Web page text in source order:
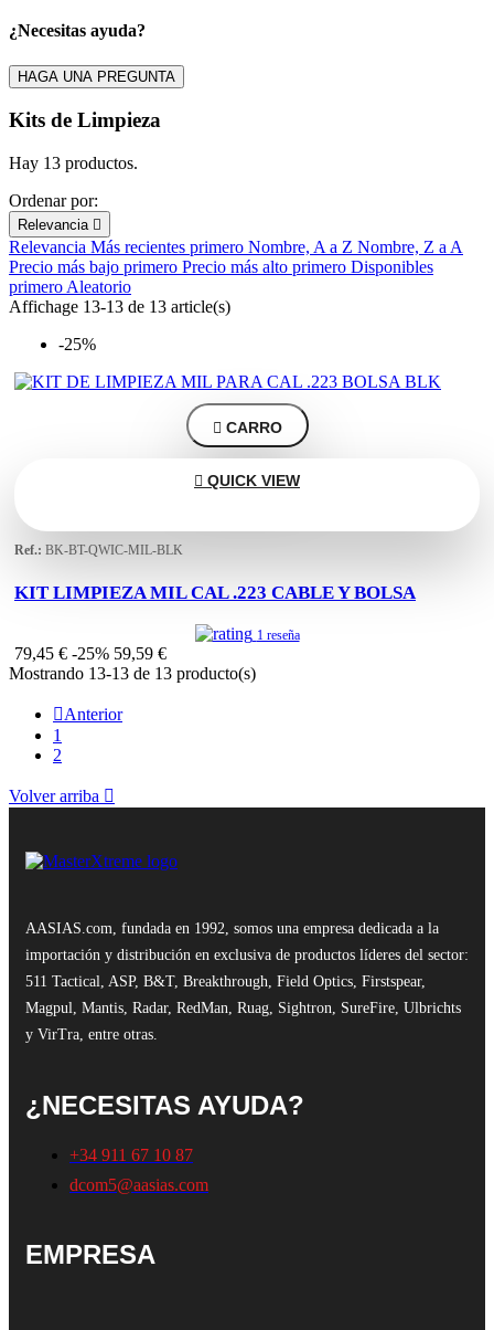
Clear
Marca
€
En stock
En stock
View products13
¿Necesitas ayuda?
HAGA UNA PREGUNTA
Kits de Limpieza
Hay 13 productos.
Ordenar por:
Relevancia 
Relevancia Más recientes primero Nombre, A a Z Nombre, Z a A
Precio más bajo primero Precio más alto primero Disponibles
primero Aleatorio
Affichage 13-13 de 13 article(s)
-25%
 CARRO
 QUICK VIEW
Ref.: BK-BT-QWIC-MIL-BLK
KIT LIMPIEZA MIL CAL .223 CABLE Y BOLSA
1 reseña
79,45 € -25% 59,59 €
Mostrando 13-13 de 13 producto(s)
Anterior
1
2
Volver arriba 
AASIAS.com, fundada en 1992, somos una empresa dedicada a la
importación y distribución en exclusiva de productos líderes del sector:
511 Tactical, ASP, B&T, Breakthrough, Field Optics, Firstspear,
Magpul, Mantis, Radar, RedMan, Ruag, Sightron, SureFire, Ulbrichts
y VirTra, entre otras.
¿NECESITAS AYUDA?
+34 911 67 10 87
dcom5@aasias.com
EMPRESA